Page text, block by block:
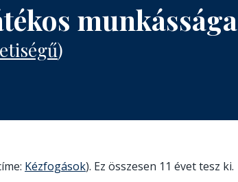
munkássága
)
Kézfogások). Ez összesen 11 évet tesz ki.